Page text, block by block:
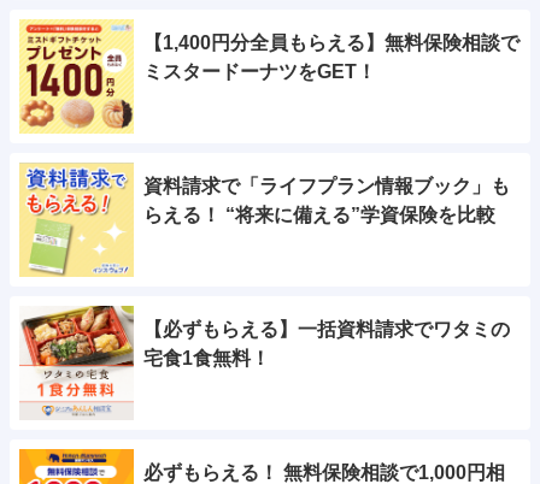
【1,400円分全員もらえる】無料保険相談で
ミスタードーナツをGET！
資料請求で「ライフプラン情報ブック」も
らえる！ “将来に備える”学資保険を比較
【必ずもらえる】一括資料請求でワタミの
宅食1食無料！
必ずもらえる！ 無料保険相談で1,000円相